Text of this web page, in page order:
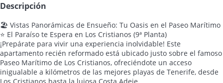
Descripción
🏖️ Vistas Panorámicas de Ensueño: Tu Oasis en el Paseo Marítimo
⭐️ El Paraíso te Espera en Los Cristianos (9ª Planta)
¡Prepárate para vivir una experiencia inolvidable! Este
apartamento recién reformado está ubicado justo sobre el famoso
Paseo Marítimo de Los Cristianos, ofreciéndote un acceso
inigualable a kilómetros de las mejores playas de Tenerife, desde